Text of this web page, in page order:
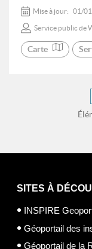
Mise à jour: 01/
Service public de
Carte
SITES À
INSPIRE
Géoportail des
Géoportail de la